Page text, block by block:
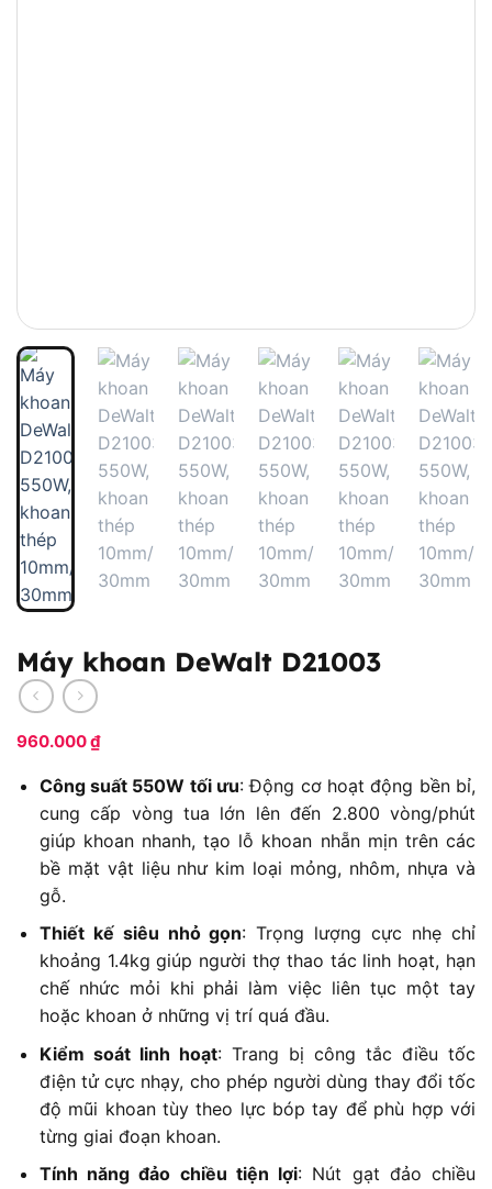
Máy khoan DeWalt D21003
960.000₫
Công suất 550W tối ưu: Động cơ hoạt động bền bỉ,
cung cấp vòng tua lớn lên đến 2.800 vòng/phút
giúp khoan nhanh, tạo lỗ khoan nhẵn mịn trên các
bề mặt vật liệu như kim loại mỏng, nhôm, nhựa và
gỗ.
Thiết kế siêu nhỏ gọn: Trọng lượng cực nhẹ chỉ
khoảng 1.4kg giúp người thợ thao tác linh hoạt, hạn
chế nhức mỏi khi phải làm việc liên tục một tay
hoặc khoan ở những vị trí quá đầu.
Kiểm soát linh hoạt: Trang bị công tắc điều tốc
điện tử cực nhạy, cho phép người dùng thay đổi tốc
độ mũi khoan tùy theo lực bóp tay để phù hợp với
từng giai đoạn khoan.
Tính năng đảo chiều tiện lợi: Nút gạt đảo chiều